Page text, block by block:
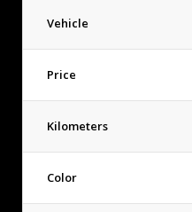
Vehicle
Price
Kilometers
Color